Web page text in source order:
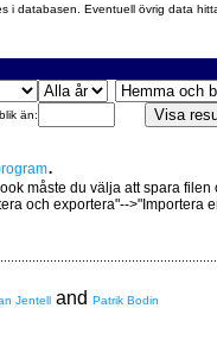
i databasen. Eventuell övrig data
än:
.
måste du välja att spara filen
och exportera"-->"Importera
Jentell and Patrik Bodin